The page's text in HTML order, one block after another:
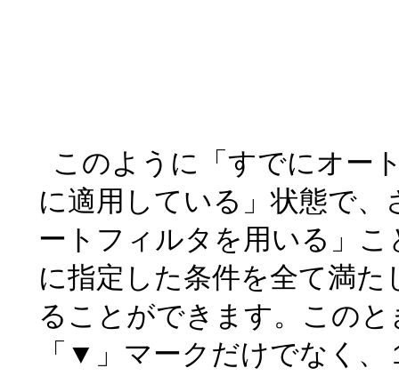
このように「すでにオー
に適用している」状態で
ートフィルタを用いる」
に指定した条件を全て満
ることができます。この
「▼」マークだけでなく、